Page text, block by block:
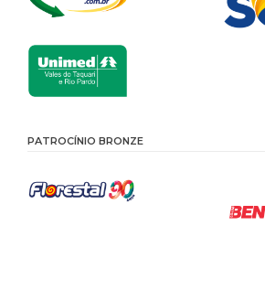
PATROCÍNIO BRONZE